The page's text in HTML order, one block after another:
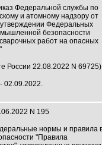
Федеральной службы по
и атомному надзору от
Федеральных
безопасности
работ на опасных
России 22.08.2022 N 69725)
02.09.2022.
N 195
нормы и правила
"Правила